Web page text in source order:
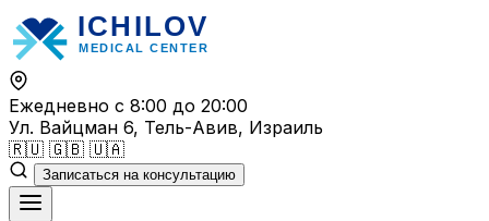
Перейти
к
содержимому
Ежедневно с 8:00 до 20:00
Ул. Вайцман 6, Тель-Авив, Израиль
🇷🇺 🇬🇧 🇺🇦
Записаться на консультацию